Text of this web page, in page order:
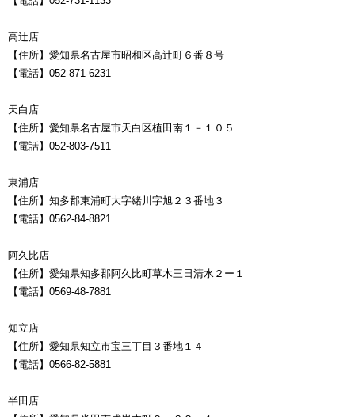
高辻店
【住所】愛知県名古屋市昭和区高辻町６番８号
【電話】052-871-6231
天白店
【住所】愛知県名古屋市天白区植田南１－１０５
【電話】052-803-7511
東浦店
【住所】知多郡東浦町大字緒川字旭２３番地３
【電話】0562-84-8821
阿久比店
【住所】愛知県知多郡阿久比町草木三日清水２ー１
【電話】0569-48-7881
知立店
【住所】愛知県知立市宝三丁目３番地１４
【電話】0566-82-5881
半田店